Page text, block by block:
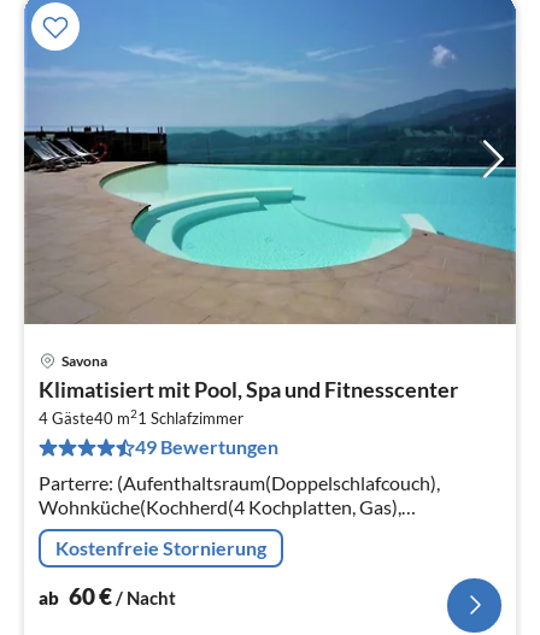
Savona
Klimatisiert mit Pool, Spa und Fitnesscenter
4 Gäste40 m21 Schlafzimmer
49 Bewertungen
Parterre: (Aufenthaltsraum(Doppelschlafcouch),
Wohnküche(Kochherd(4 Kochplatten, Gas),
Kaffeemaschine, Backofen, Spülmaschine, Kühlschrank),
Schlafzimmer(Doppelbett)
Kostenfreie Stornierung
ab 60€ / Nacht